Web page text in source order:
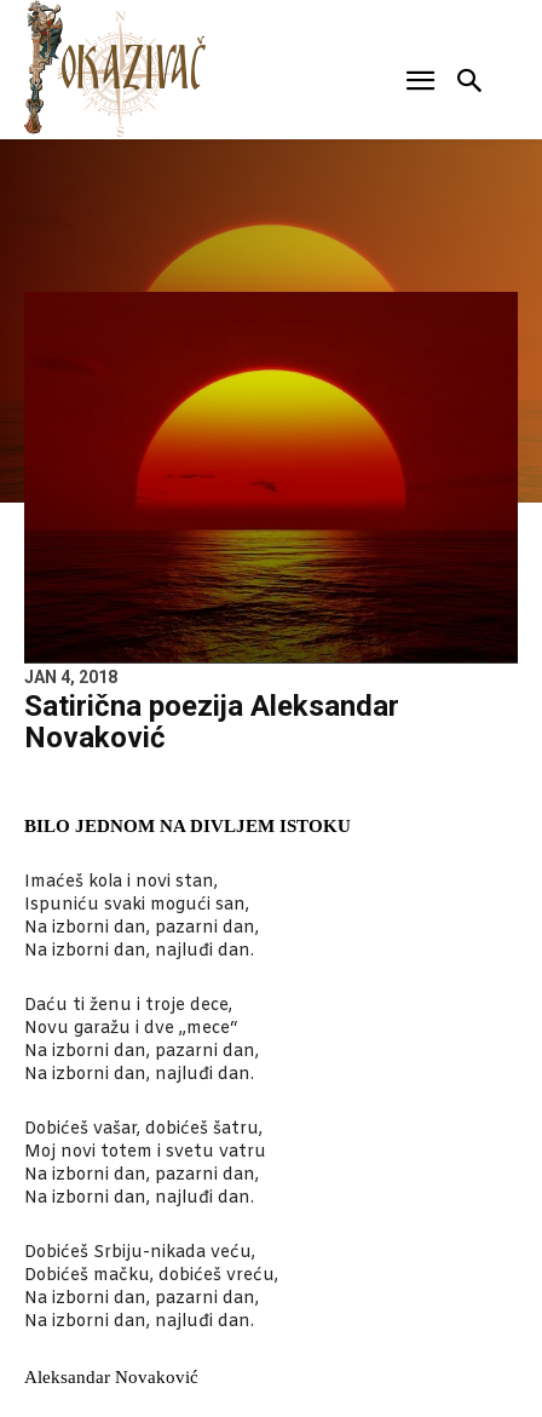
JAN 4, 2018
Satirična poezija Aleksandar
Novaković
BILO JEDNOM NA DIVLJEM ISTOKU
Imaćeš kola i novi stan,
Ispuniću svaki mogući san,
Na izborni dan, pazarni dan,
Na izborni dan, najluđi dan.
Daću ti ženu i troje dece,
Novu garažu i dve „mece“
Na izborni dan, pazarni dan,
Na izborni dan, najluđi dan.
Dobićeš vašar, dobićeš šatru,
Moj novi totem i svetu vatru
Na izborni dan, pazarni dan,
Na izborni dan, najluđi dan.
Dobićeš Srbiju-nikada veću,
Dobićeš mačku, dobićeš vreću,
Na izborni dan, pazarni dan,
Na izborni dan, najluđi dan.
Aleksandar Novaković